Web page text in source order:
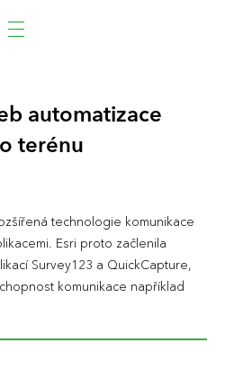
automatizace
terénu
technologie komunikace
Esri proto začlenila
Survey123 a QuickCapture,
komunikace například